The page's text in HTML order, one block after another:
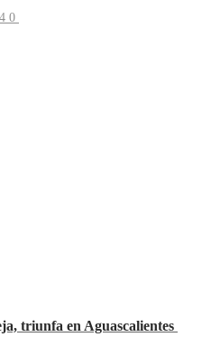
0
triunfa en Aguascalientes